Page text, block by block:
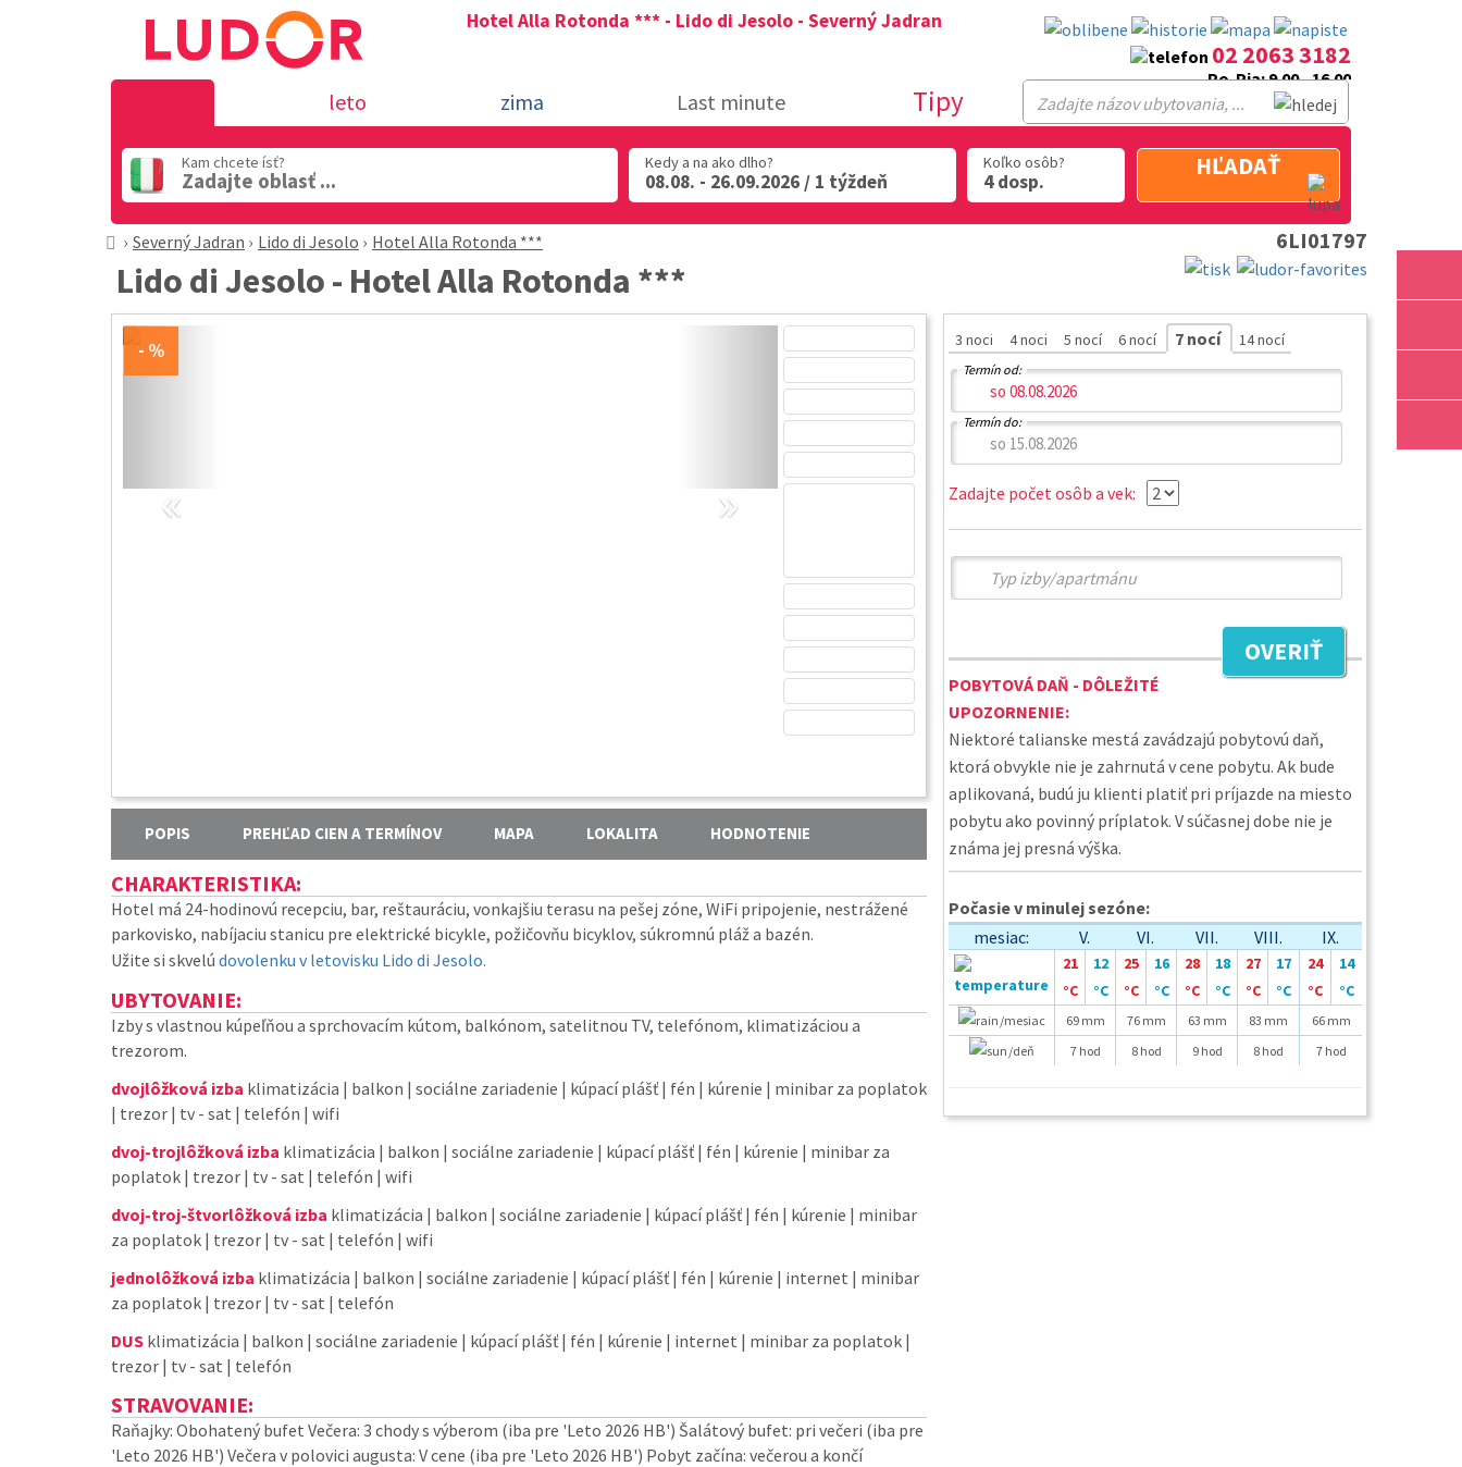
Hotel Alla Rotonda *** - Lido di Jesolo - Severný Jadran
02 2063 3182
Po-Pia: 9.00 - 16.00
leto zima Last minute Tipy
Kam chcete ísť?
Zadajte oblasť ...
Kedy a na ako dlho?
08.08. - 26.09.2026 / 1 týždeň
Koľko osôb?
4 dosp.
HĽADAŤ
Severný Jadran Lido di Jesolo Hotel Alla Rotonda *** 6LI01797
Lido di Jesolo - Hotel Alla Rotonda ***
« »
POPIS PREHĽAD CIEN A TERMÍNOV MAPA LOKALITA HODNOTENIE
CHARAKTERISTIKA:
Hotel má 24-hodinovú recepciu, bar, reštauráciu, vonkajšiu terasu na pešej zóne, WiFi pripojenie, nestrážené
parkovisko, nabíjaciu stanicu pre elektrické bicykle, požičovňu bicyklov, súkromnú pláž a bazén.
Užite si skvelú dovolenku v letovisku Lido di Jesolo.
UBYTOVANIE:
Izby s vlastnou kúpeľňou a sprchovacím kútom, balkónom, satelitnou TV, telefónom, klimatizáciou a
trezorom.
dvojlôžková izba klimatizácia | balkon | sociálne zariadenie | kúpací plášť | fén | kúrenie | minibar za poplatok
| trezor | tv - sat | telefón | wifi
dvoj-trojlôžková izba klimatizácia | balkon | sociálne zariadenie | kúpací plášť | fén | kúrenie | minibar za
poplatok | trezor | tv - sat | telefón | wifi
dvoj-troj-štvorlôžková izba klimatizácia | balkon | sociálne zariadenie | kúpací plášť | fén | kúrenie | minibar
za poplatok | trezor | tv - sat | telefón | wifi
jednolôžková izba klimatizácia | balkon | sociálne zariadenie | kúpací plášť | fén | kúrenie | internet | minibar
za poplatok | trezor | tv - sat | telefón
DUS klimatizácia | balkon | sociálne zariadenie | kúpací plášť | fén | kúrenie | internet | minibar za poplatok |
trezor | tv - sat | telefón
STRAVOVANIE:
Raňajky: Obohatený bufet Večera: 3 chody s výberom (iba pre 'Leto 2026 HB') Šalátový bufet: pri večeri (iba pre
'Leto 2026 HB') Večera v polovici augusta: V cene (iba pre 'Leto 2026 HB') Pobyt začína: večerou a končí
3 noci 4 noci 5 nocí 6 nocí 7 nocí 14 nocí
Termín od:
Termín do:
Zadajte počet osôb a vek:
OVERIŤ
POBYTOVÁ DAŇ - DÔLEŽITÉ
UPOZORNENIE:
Niektoré talianske mestá zavádzajú pobytovú daň,
ktorá obvykle nie je zahrnutá v cene pobytu. Ak bude
aplikovaná, budú ju klienti platiť pri príjazde na miesto
pobytu ako povinný príplatok. V súčasnej dobe nie je
známa jej presná výška.
Počasie v minulej sezóne:
mesiac:
V. VI. VII. VIII. IX.
21
°C
12
°C
25
°C
16
°C
28
°C
18
°C
27
°C
17
°C
24
°C
14
°C
/mesiac 69 mm 76 mm 63 mm 83 mm
66 mm
/deň
7 hod 8 hod 9 hod 8 hod 7 hod